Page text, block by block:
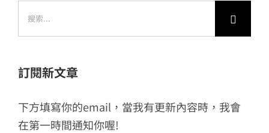
訂閱新文章
下方填寫你的email，當我有更新內容時，我會
在第一時間通知你喔!